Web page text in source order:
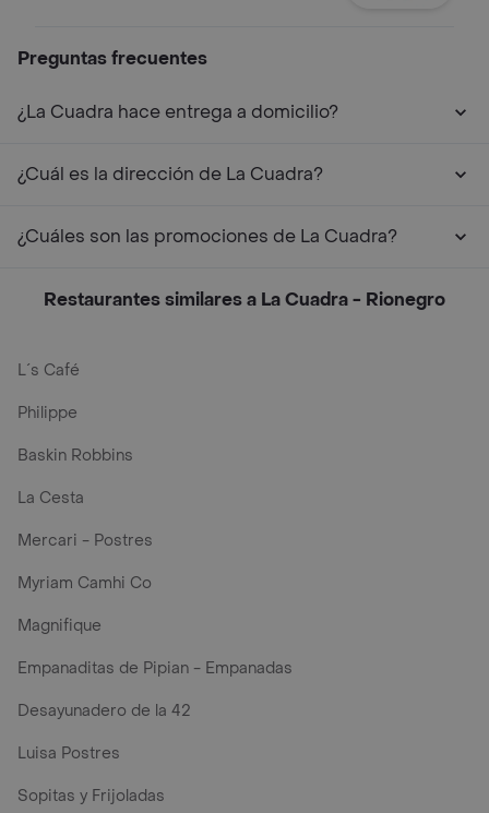
Preguntas frecuentes
¿La Cuadra hace entrega a domicilio?
¿Cuál es la dirección de La Cuadra?
¿Cuáles son las promociones de La Cuadra?
Restaurantes similares a La Cuadra - Rionegro
L´s Café
Philippe
Baskin Robbins
La Cesta
Mercari - Postres
Myriam Camhi Co
Magnifique
Empanaditas de Pipian - Empanadas
Desayunadero de la 42
Luisa Postres
Sopitas y Frijoladas